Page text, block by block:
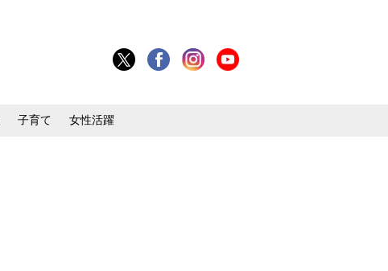
子育て 女性活躍